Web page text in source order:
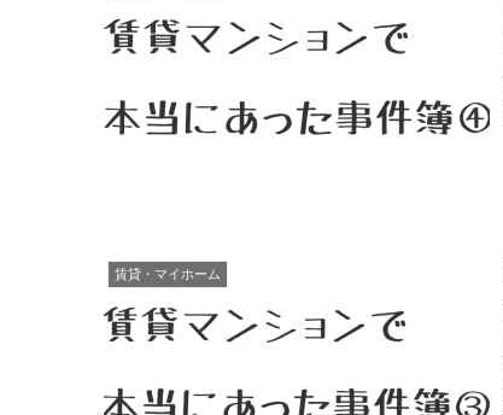
賃貸・マイホーム